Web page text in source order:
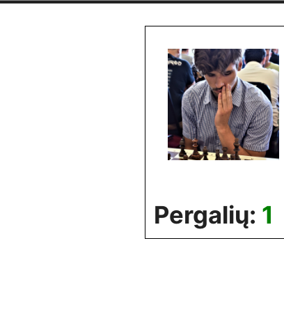
Pergalių: 1